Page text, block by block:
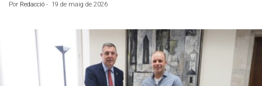
Por Redacció - 19 de maig de 2026